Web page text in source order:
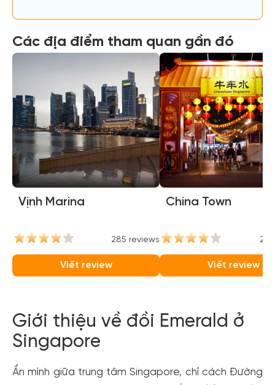
Các địa điểm tham quan gần đó
Vịnh Marina
285 reviews
Viết review
China Town
Viết review
Giới thiệu về đồi Emerald ở
Singapore
Ẩn mình giữa trung tâm Singapore, chỉ cách Đường